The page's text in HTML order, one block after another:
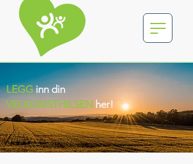
LEGG inn din
VELKOMSTHILSEN her!